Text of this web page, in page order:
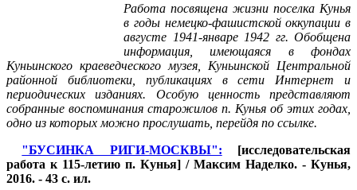
Работа посвящена жизни поселка Кунья
в годы немецко-фашистской оккупации в
августе 1941-январе 1942 гг. Обобщена
информация, имеющаяся в фондах
Куньинского краеведческого музея, Куньинской Центральной
районной библиотеки, публикациях в сети Интернет и
периодических изданиях. Особую ценность представляют
собранные воспоминания старожилов п. Кунья об этих годах,
одно из которых можно прослушать, перейдя по ссылке.
"БУСИНКА РИГИ-МОСКВЫ": [исследовательская
работа к 115-летию п. Кунья] / Максим Наделко. - Кунья,
2016. - 43 с. ил.